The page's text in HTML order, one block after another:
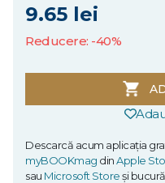
9.65 lei
Reducere: -40%
Descarcă acum aplicația
myBOOKmag dinApple
sau Microsoft Storeși